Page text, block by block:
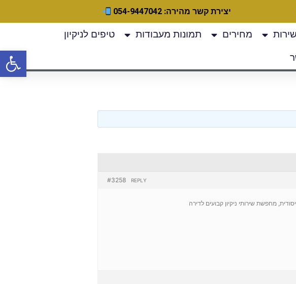
יצירת קשר מהירה: 054-9447042
מחירים תמונות מעבודות טיפים לניקיון
#3258 REPLY
דרושה עבודה יסודית, מחפשת שירותי ניקיון קבועים לדירה